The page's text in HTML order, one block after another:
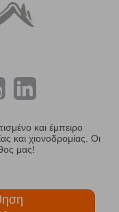
και έμπειρο
και χιονοδρομίας. Οι
μας!